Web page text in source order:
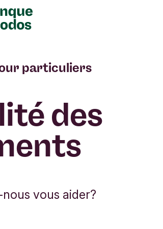
de menu suivants
des
particuliers
vous aider?